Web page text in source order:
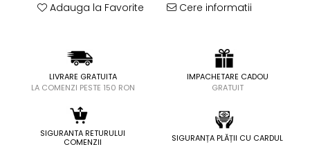
Adauga la Favorite Cere informatii
LIVRARE GRATUITA
LA COMENZI PESTE 150 RON
IMPACHETARE CADOU
GRATUIT
SIGURANTA RETURULUI
COMENZII
SIGURANȚA PLĂȚII CU CARDUL